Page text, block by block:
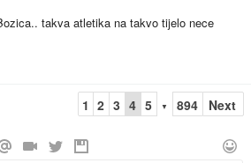
takva atletika na takvo tijelo nece
1 2 3 4 5 ▼ 894 Next